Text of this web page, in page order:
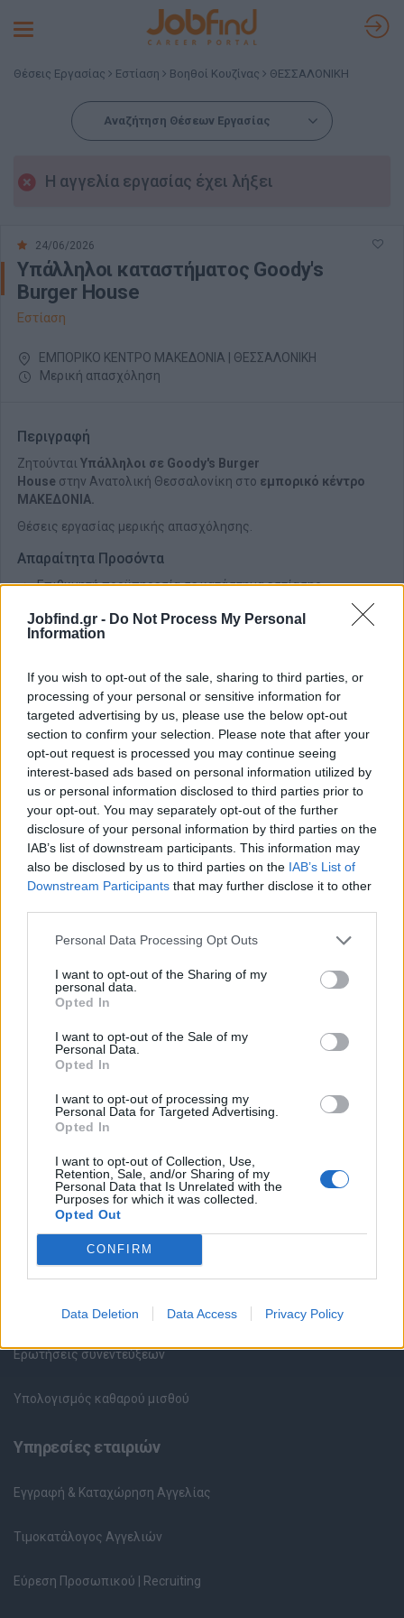
Jobfind.gr - Do Not Process My Personal
Information
If you wish to opt-out of the sale, sharing to third parties, or
processing of your personal or sensitive information for
targeted advertising by us, please use the below opt-out
section to confirm your selection. Please note that after your
opt-out request is processed you may continue seeing
interest-based ads based on personal information utilized by
us or personal information disclosed to third parties prior to
your opt-out. You may separately opt-out of the further
disclosure of your personal information by third parties on the
IAB’s list of downstream participants. This information may
also be disclosed by us to third parties on the IAB’s List of
Downstream Participants that may further disclose it to other
Personal Data Processing Opt Outs
I want to opt-out of the Sharing of my
personal data.
Opted In
I want to opt-out of the Sale of my
Personal Data.
Opted In
I want to opt-out of processing my
Personal Data for Targeted Advertising.
Opted In
I want to opt-out of Collection, Use,
Retention, Sale, and/or Sharing of my
Personal Data that Is Unrelated with the
Purposes for which it was collected.
Opted Out
CONFIRM
Data Deletion Data Access Privacy Policy
Toggle
Θέσεις Εργασίας Εστίαση Βοηθοί Κουζίνας ΘΕΣΣΑΛΟΝΙΚΗ
Αναζήτηση Θέσεων Εργασίας
Η αγγελία εργασίας έχει λήξει
24/06/2026
Υπάλληλοι καταστήματος Goody's
Burger House
Εστίαση
ΕΜΠΟΡΙΚΟ ΚΕΝΤΡΟ ΜΑΚΕΔΟΝΙΑ | ΘΕΣΣΑΛΟΝΙΚΗ
Μερική απασχόληση
Περιγραφή
Ζητούνται Υπάλληλοι σε Goody's Burger
House στην Ανατολική Θεσσαλονίκη στο εμπορικό κέντρο
ΜΑΚΕΔΟΝΙΑ.
Θέσεις εργασίας μερικής απασχόλησης.
Απαραίτητα Προσόντα
Επιθυμητή προϋπηρεσία σε κατάστημα εστίασης
Όλες οι Θέσεις Εργασίας
Θέσεις Εργασίας ανά Ειδικότητα
Θέσεις Εργασίας ανά Εταιρεία
Υπηρεσίες υποψηφίων
Καταχώρηση Online Βιογραφικού
Συμβουλές Καριέρας
HR corner
Περιγραφές Θέσεων Εργασίας
Ερωτήσεις συνεντεύξεων
Υπολογισμός καθαρού μισθού
Υπηρεσίες εταιριών
Εγγραφή & Καταχώρηση Αγγελίας
Τιμοκατάλογος Αγγελιών
Εύρεση Προσωπικού | Recruiting